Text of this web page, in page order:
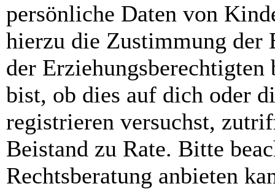
persönliche Daten von
hierzu die Zustimmung der
der
bist, ob dies auf dich oder
registrieren versuchst,
Beistand zu Rate. Bitte
Rechtsberatung anbieten